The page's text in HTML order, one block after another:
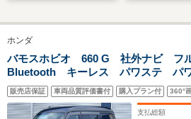
ホンダ
バモスホビオ 660 G 社外ナビ フ
Bluetooth キーレス パワステ パ
ETC
販売店保証 車両品質評価書付 購入プラン付 360°
支払総額